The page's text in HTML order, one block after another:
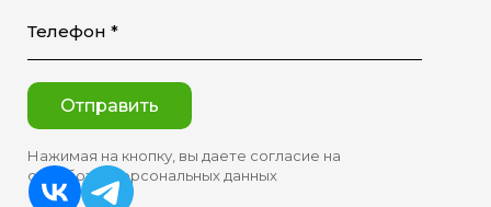
Телефон *
Отправить
Нажимая на кнопку, вы даете согласие на
обработку персональных данных